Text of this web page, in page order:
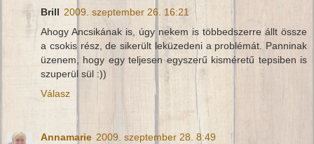
Brill 2009. szeptember 26. 16:21
Ahogy Ancsikának is, úgy nekem is többedszerre állt össze
a csokis rész, de sikerült leküzedeni a problémát. Panninak
üzenem, hogy egy teljesen egyszerű kisméretű tepsiben is
szuperül sül :))
Válasz
Annamarie 2009. szeptember 28. 8:49